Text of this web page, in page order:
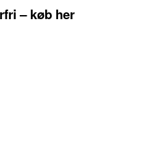
– køb her